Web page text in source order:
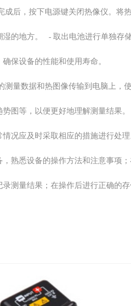
成后，按下电源键关闭热像仪。将
湿的地方。 - 取出电池进行单独存
保设备的性能和使用寿命。
测量数据和热图像传输到电脑上，
势图等，以便更好地理解测量结果
情况应及时采取相应的措施进行处
熟悉设备的操作方法和注意事项
测量结果；在操作后进行正确的